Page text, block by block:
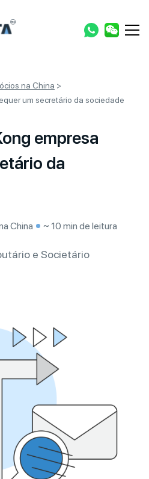
na China >
um secretário da sociedade
empresa
da
China ~ 10 min de leitura
e Societário